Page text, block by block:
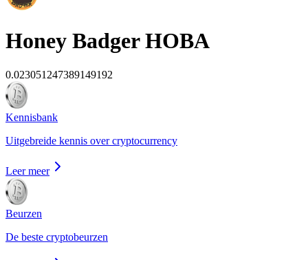
Honey Badger HOBA
0.023051247389149192
Kennisbank
Uitgebreide kennis over cryptocurrency
Leer meer
Beurzen
De beste cryptobeurzen